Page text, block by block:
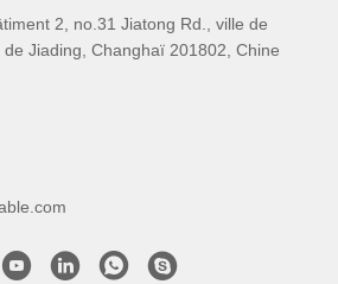
2, no.31 Jiatong Rd., ville de
Jiading, Changhaï 201802, Chine